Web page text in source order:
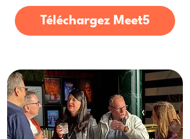
Téléchargez Meet5